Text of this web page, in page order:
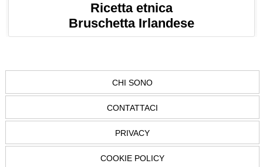
Ricetta etnica
Bruschetta Irlandese
CHI SONO
CONTATTACI
PRIVACY
COOKIE POLICY